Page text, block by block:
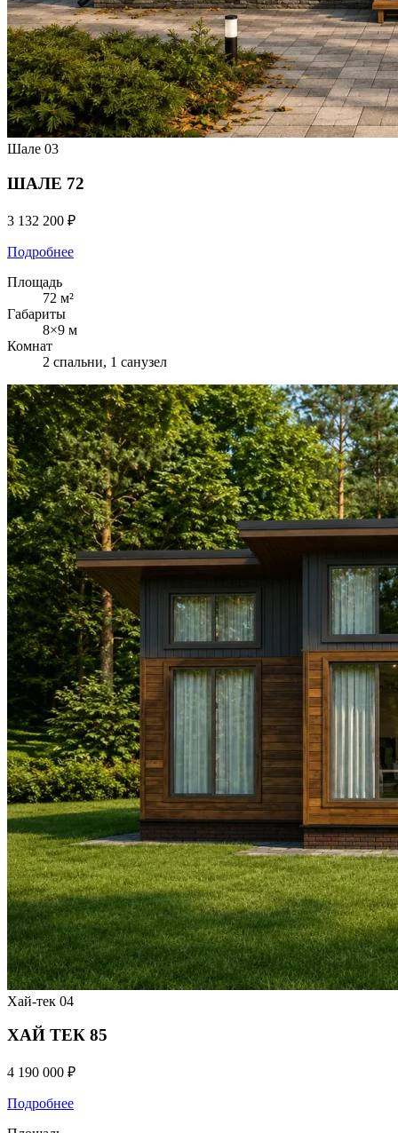
Шале 03
ШАЛЕ 72
3 132 200 ₽
Подробнее
Площадь
72 м²
Габариты
8×9 м
Комнат
2 спальни, 1 санузел
Хай-тек 04
ХАЙ ТЕК 85
4 190 000 ₽
Подробнее